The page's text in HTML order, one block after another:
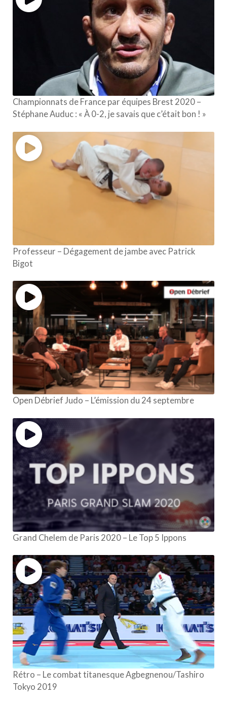
Championnats de France par équipes Brest 2020 –
Stéphane Auduc : « À 0-2, je savais que c’était bon ! »
Professeur – Dégagement de jambe avec Patrick
Bigot
Open Débrief Judo – L’émission du 24 septembre
Grand Chelem de Paris 2020 – Le Top 5 Ippons
Rétro – Le combat titanesque Agbegnenou/Tashiro
Tokyo 2019